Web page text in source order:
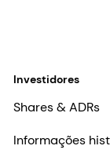
Investidores
Shares & ADRs
Informações